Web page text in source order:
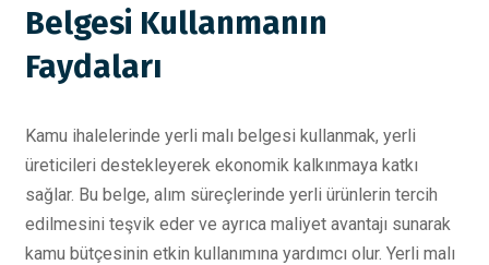
Belgesi Kullanmanın
Faydaları
Kamu ihalelerinde yerli malı belgesi kullanmak, yerli
üreticileri destekleyerek ekonomik kalkınmaya katkı
sağlar. Bu belge, alım süreçlerinde yerli ürünlerin tercih
edilmesini teşvik eder ve ayrıca maliyet avantajı sunarak
kamu bütçesinin etkin kullanımına yardımcı olur. Yerli malı